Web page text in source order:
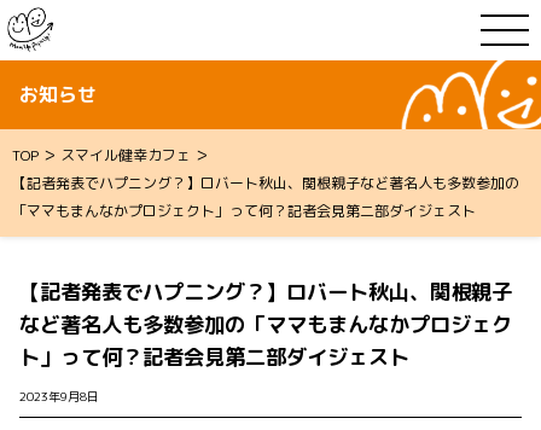
お知らせ
TOP > スマイル健幸カフェ >
【記者発表でハプニング？】ロバート秋山、関根親子など著名人も多数参加の
「ママもまんなかプロジェクト」って何？記者会見第二部ダイジェスト
【記者発表でハプニング？】ロバート秋山、関根親子
など著名人も多数参加の「ママもまんなかプロジェク
ト」って何？記者会見第二部ダイジェスト
2023年9月8日